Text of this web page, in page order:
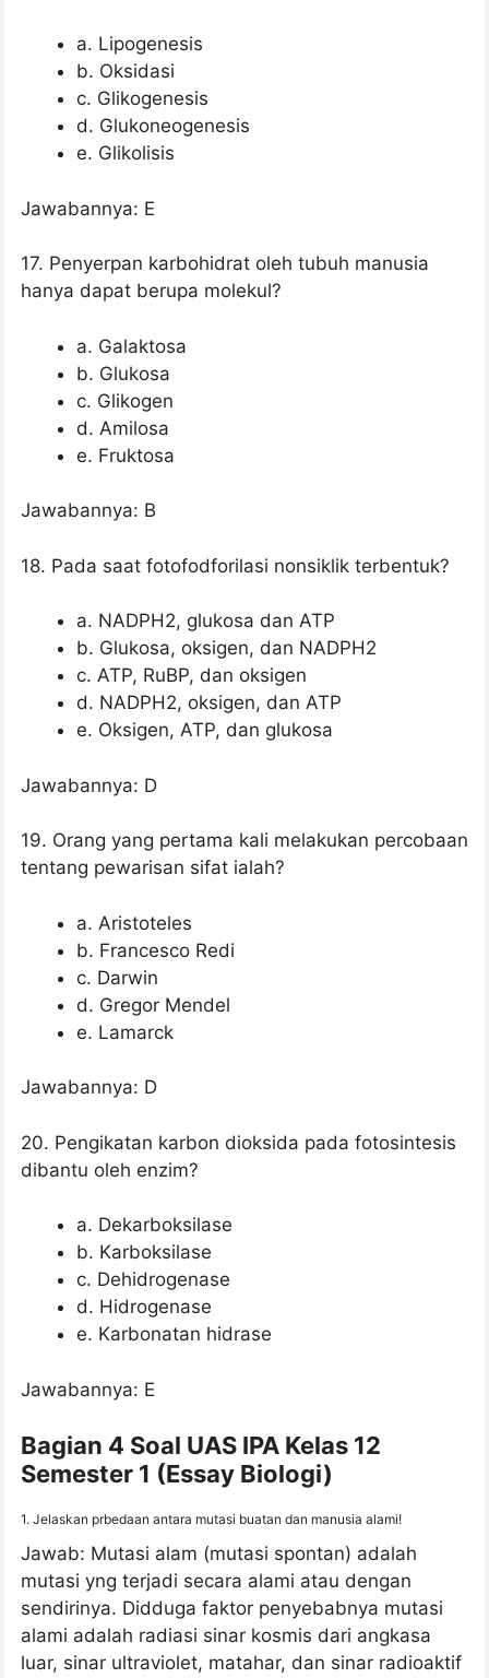
a. Lipogenesis
b. Oksidasi
c. Glikogenesis
d. Glukoneogenesis
e. Glikolisis
Jawabannya: E
17. Penyerpan karbohidrat oleh tubuh manusia
hanya dapat berupa molekul?
a. Galaktosa
b. Glukosa
c. Glikogen
d. Amilosa
e. Fruktosa
Jawabannya: B
18. Pada saat fotofodforilasi nonsiklik terbentuk?
a. NADPH2, glukosa dan ATP
b. Glukosa, oksigen, dan NADPH2
c. ATP, RuBP, dan oksigen
d. NADPH2, oksigen, dan ATP
e. Oksigen, ATP, dan glukosa
Jawabannya: D
19. Orang yang pertama kali melakukan percobaan
tentang pewarisan sifat ialah?
a. Aristoteles
b. Francesco Redi
c. Darwin
d. Gregor Mendel
e. Lamarck
Jawabannya: D
20. Pengikatan karbon dioksida pada fotosintesis
dibantu oleh enzim?
a. Dekarboksilase
b. Karboksilase
c. Dehidrogenase
d. Hidrogenase
e. Karbonatan hidrase
Jawabannya: E
Bagian 4 Soal UAS IPA Kelas 12
Semester 1 (Essay Biologi)
1. Jelaskan prbedaan antara mutasi buatan dan manusia alami!
Jawab: Mutasi alam (mutasi spontan) adalah
mutasi yng terjadi secara alami atau dengan
sendirinya. Didduga faktor penyebabnya mutasi
alami adalah radiasi sinar kosmis dari angkasa
luar, sinar ultraviolet, matahar, dan sinar radioaktif